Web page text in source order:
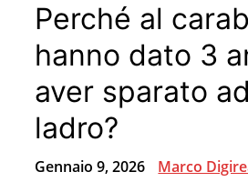
Opinioni
in
un
Mondo
Perché al
hanno dato 3
aver sparato
ladro?
Gennaio 9, 2026 Marco